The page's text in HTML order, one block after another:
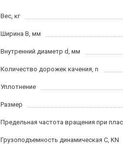
Вес, кг
Ширина B, мм
Внутренний диаметр d, мм
Количество дорожек качения, n
Уплотнение
Размер
Предельная частота вращения при
Грузоподъемность динамическая C, KN